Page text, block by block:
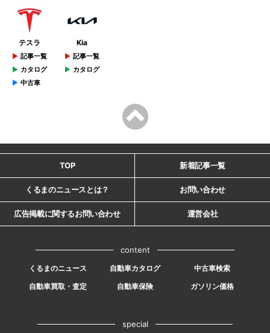
テスラ
記事一覧
カタログ
中古車
Kia
記事一覧
カタログ
TOP 新着記事一覧
くるまのニュースとは？ お問い合わせ
広告掲載に関するお問い合わせ 運営会社
content
くるまのニュース 自動車カタログ
中古車検索
自動車買取・査定
自動車保険 ガソリン価格
special